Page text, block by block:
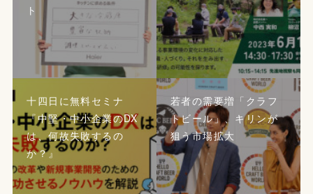
ト
十四日に無料セミナ
『中堅・中小企業のDX
は、何故失敗するの
か？』
若者の需要増「クラフ
トビール」、キリンが
狙う市場拡大